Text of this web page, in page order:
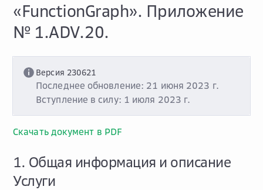
«FunctionGraph». Приложение
№ 1.ADV.20.
Версия 230621
Последнее обновление: 21 июня 2023 г.
Вступление в силу: 1 июля 2023 г.
Скачать документ в PDF
1. Общая информация и описание
Услуги